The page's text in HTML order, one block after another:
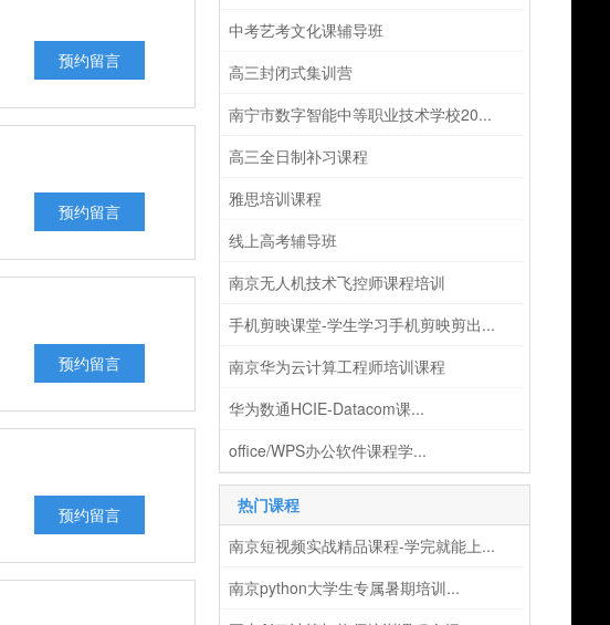
预约留言
预约留言
预约留言
预约留言
中考艺考文化课辅导班
高三封闭式集训营
南宁市数字智能中等职业技术学校20...
高三全日制补习课程
雅思培训课程
线上高考辅导班
南京无人机技术飞控师课程培训
手机剪映课堂-学生学习手机剪映剪出...
南京华为云计算工程师培训课程
华为数通HCIE-Datacom课...
office/WPS办公软件课程学...
热门课程
南京短视频实战精品课程-学完就能上...
南京python大学生专属暑期培训...